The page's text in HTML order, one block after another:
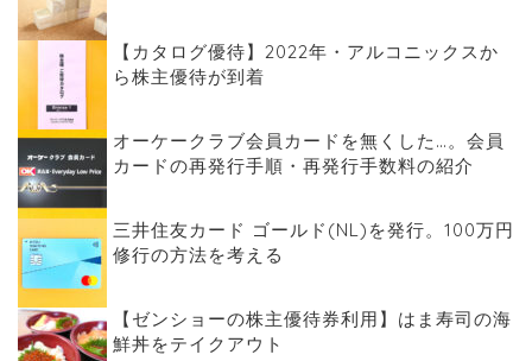
【カタログ優待】2022年・アルコニックスか
ら株主優待が到着
オーケークラブ会員カードを無くした…。会員
カードの再発行手順・再発行手数料の紹介
三井住友カード ゴールド(NL)を発行。100万円
修行の方法を考える
【ゼンショーの株主優待券利用】はま寿司の海
鮮丼をテイクアウト